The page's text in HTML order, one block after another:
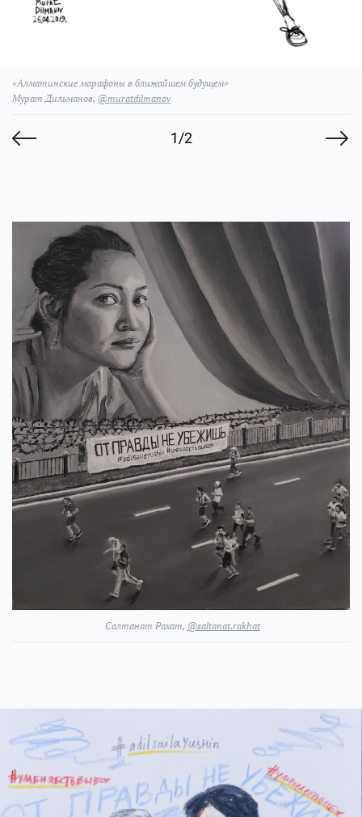
1/2
«Алматинские марафоны в ближайшем будущем»
Мурат Дильманов, @muratdilmanov
Салтанат Рахат, @saltanat.rakhat